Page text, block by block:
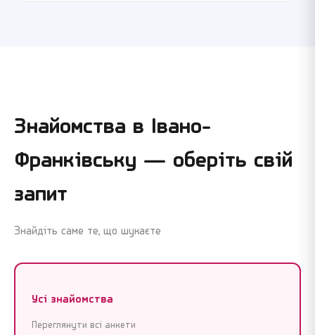
Знайомства в Івано-
Франківську — оберіть свій
запит
Знайдіть саме те, що шукаєте
Усі знайомства
Переглянути всі анкети